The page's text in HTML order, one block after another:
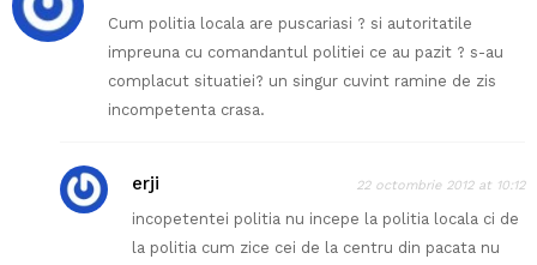
Cum politia locala are puscariasi ? si autoritatile
impreuna cu comandantul politiei ce au pazit ? s-au
complacut situatiei? un singur cuvint ramine de zis
incompetenta crasa.
erji 22 octombrie 2012 at 10:12
incopetentei politia nu incepe la politia locala ci de
la politia cum zice cei de la centru din pacata nu